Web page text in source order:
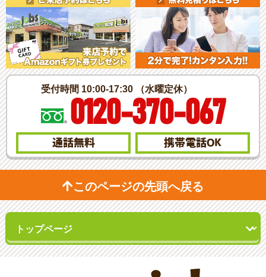
受付時間 10:00-17:30 （水曜定休）
0120-370-067
通話無料 携帯電話OK
このページの先頭へ戻る